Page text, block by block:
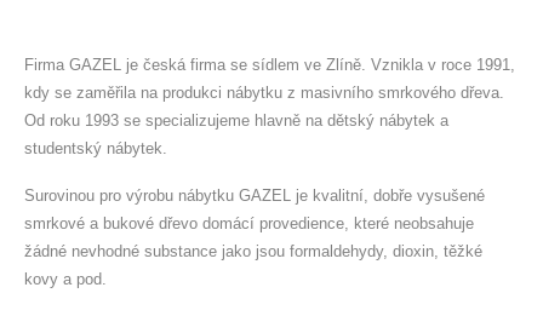
AKCIE
BLOG
PLÁNOVANIE
Firma GAZEL je česká firma se sídlem ve Zlíně. Vznikla v roce 1991,
kdy se zaměřila na produkci nábytku z masivního smrkového dřeva.
Od roku 1993 se specializujeme hlavně na dětský nábytek a
studentský nábytek.
Surovinou pro výrobu nábytku GAZEL je kvalitní, dobře vysušené
smrkové a bukové dřevo domácí provedience, které neobsahuje
žádné nevhodné substance jako jsou formaldehydy, dioxin, těžké
kovy a pod.